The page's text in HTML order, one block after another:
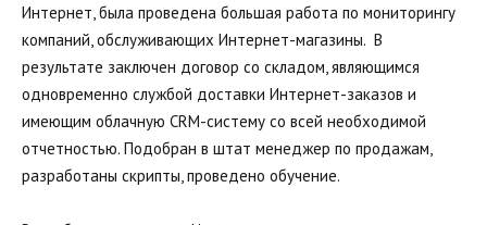
Интернет, была проведена большая работа по мониторингу
компаний, обслуживающих Интернет-магазины.  В
результате заключен договор со складом, являющимся
одновременно службой доставки Интернет-заказов и
имеющим облачную CRM-систему со всей необходимой
отчетностью. Подобран в штат менеджер по продажам,
разработаны скрипты, проведено обучение.